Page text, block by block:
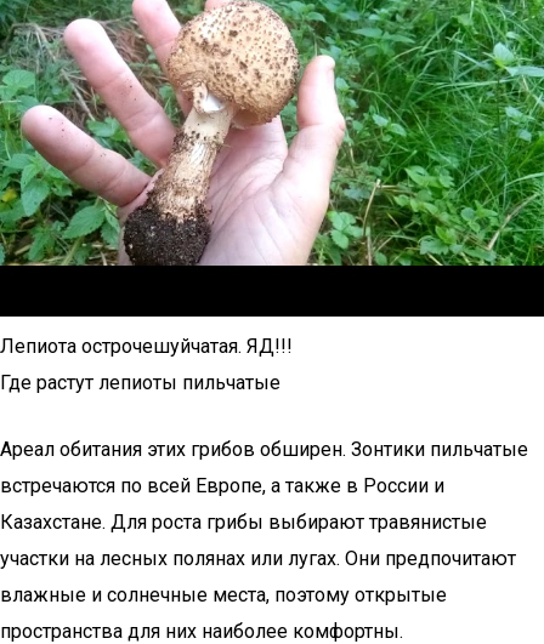
Лепиота острочешуйчатая. ЯД!!!
Где растут лепиоты пильчатые
Ареал обитания этих грибов обширен. Зонтики пильчатые
встречаются по всей Европе, а также в России и
Казахстане. Для роста грибы выбирают травянистые
участки на лесных полянах или лугах. Они предпочитают
влажные и солнечные места, поэтому открытые
пространства для них наиболее комфортны.